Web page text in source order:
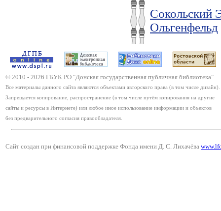
Сокольский
Ольгенфельд
© 2010 - 2026 ГБУК РО "Донская государственная публичная библиотека"
Все материалы данного сайта являются объектами авторского права (в том числе дизайн).
Запрещается копирование, распространение (в том числе путём копирования на другие
сайты и ресурсы в Интернете) или любое иное использование информации и объектов
без предварительного согласия правообладателя.
Сайт создан при финансовой поддержке Фонда имени Д. С. Лихачёва